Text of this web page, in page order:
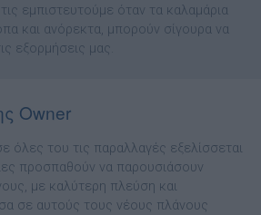
εμπιστευτούμε όταν τα καλαμάρια
και ανόρεκτα, μπορούν σίγουρα να
εξορμήσεις μας.
Owner
όλες του τις παραλλαγές εξελίσσεται
προσπαθούν να παρουσιάσουν
µε καλύτερη πλεύση και
σε αυτούς τους νέους πλάνους